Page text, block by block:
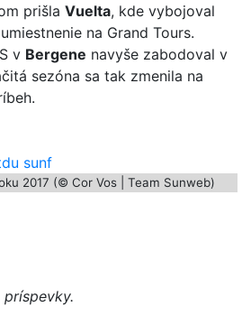
prišla Vuelta, kde vybojoval
na Grand Tours.
v Bergene navyše zabodoval v
sezóna sa tak zmenila na
2017 (© Cor Vos | Team Sunweb)
príspevky.